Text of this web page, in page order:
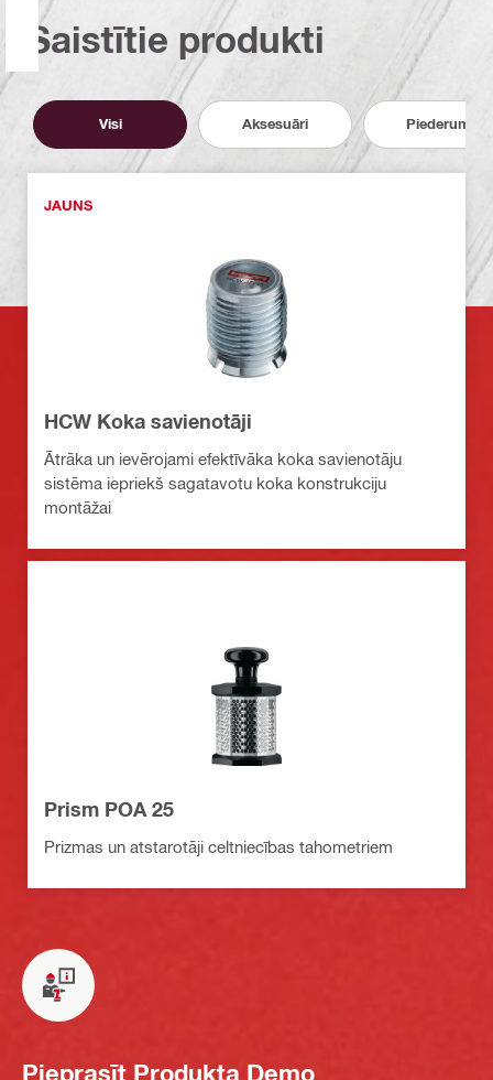
Saistītie produkti
Visi Aksesuāri Piederumi
JAUNS
HCW Koka savienotāji
Ātrāka un ievērojami efektīvāka koka savienotāju
sistēma iepriekš sagatavotu koka konstrukciju
montāžai
Prism POA 25
Prizmas un atstarotāji celtniecības tahometriem
Pieprasīt Produkta Demo